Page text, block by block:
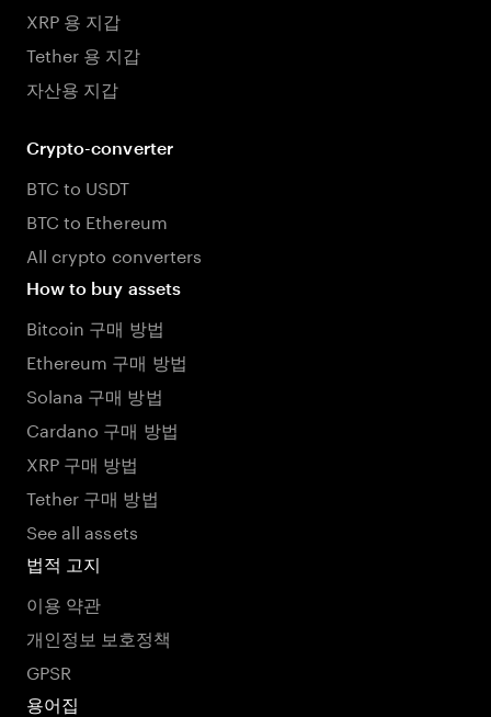
XRP 용 지갑
Tether 용 지갑
자산용 지갑
Crypto-converter
BTC to USDT
BTC to Ethereum
All crypto converters
How to buy assets
Bitcoin 구매 방법
Ethereum 구매 방법
Solana 구매 방법
Cardano 구매 방법
XRP 구매 방법
Tether 구매 방법
See all assets
법적 고지
이용 약관
개인정보 보호정책
GPSR
용어집